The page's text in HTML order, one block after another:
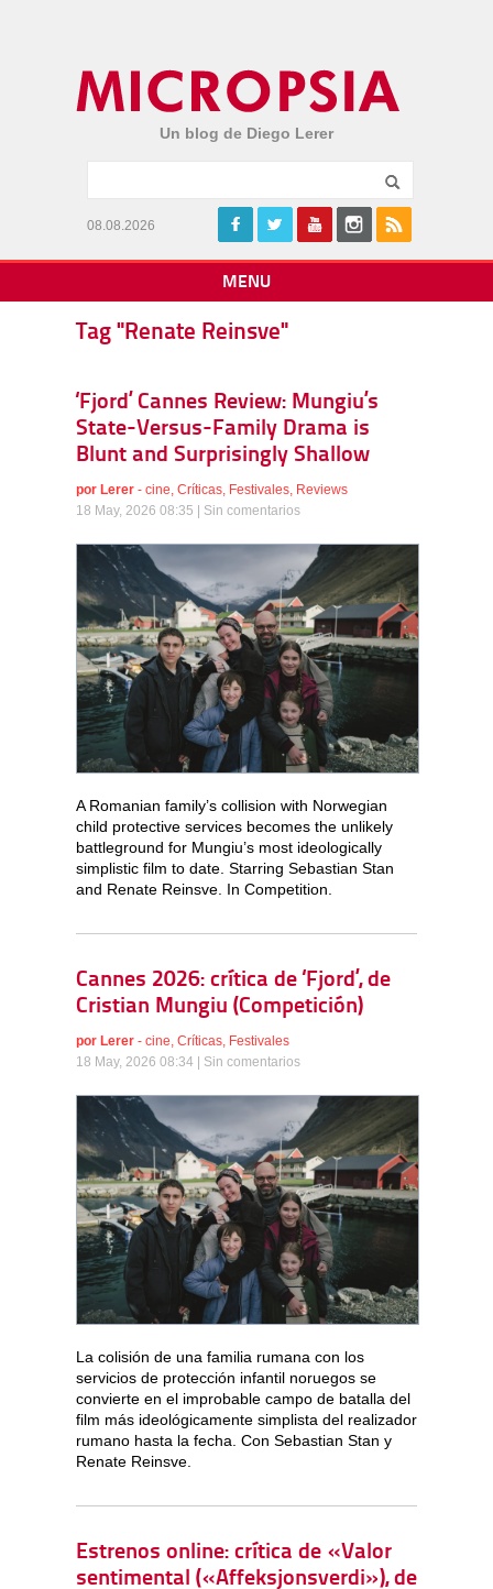
Un blog de Diego Lerer
08.08.2026
MENU
Tag "Renate Reinsve"
‘Fjord’ Cannes Review: Mungiu’s
State-Versus-Family Drama is
Blunt and Surprisingly Shallow
por Lerer - cine, Críticas, Festivales, Reviews
18 May, 2026 08:35 | Sin comentarios
A Romanian family’s collision with Norwegian
child protective services becomes the unlikely
battleground for Mungiu’s most ideologically
simplistic film to date. Starring Sebastian Stan
and Renate Reinsve. In Competition.
Cannes 2026: crítica de ‘Fjord’, de
Cristian Mungiu (Competición)
por Lerer - cine, Críticas, Festivales
18 May, 2026 08:34 | Sin comentarios
La colisión de una familia rumana con los
servicios de protección infantil noruegos se
convierte en el improbable campo de batalla del
film más ideológicamente simplista del realizador
rumano hasta la fecha. Con Sebastian Stan y
Renate Reinsve.
Estrenos online: crítica de «Valor
sentimental («Affeksjonsverdi»), de